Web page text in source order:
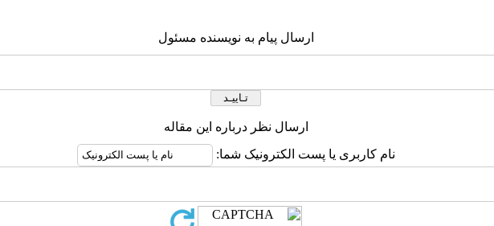
ارسال پیام به نویسنده مسئول
ارسال نظر درباره این مقاله
نام کاربری یا پست الکترونیک شما: